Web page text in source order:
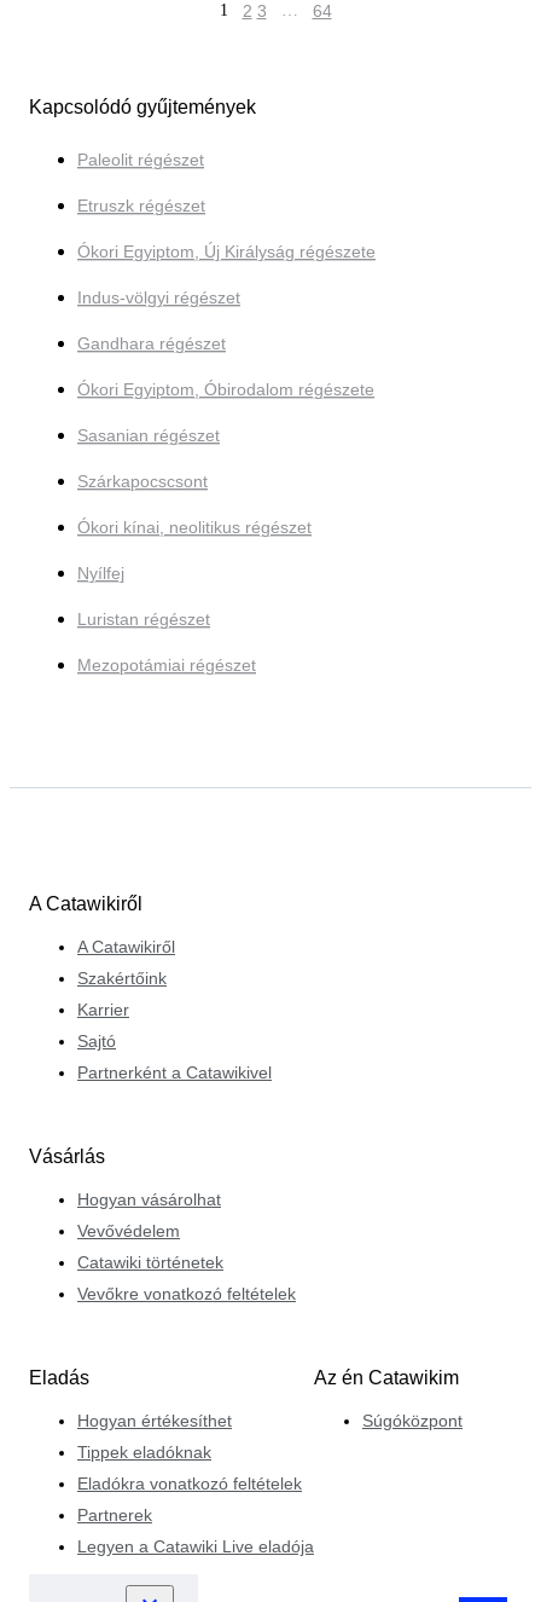
1 2 3 … 64
Kapcsolódó gyűjtemények
Paleolit régészet
Etruszk régészet
Ókori Egyiptom, Új Királyság régészete
Indus-völgyi régészet
Gandhara régészet
Ókori Egyiptom, Óbirodalom régészete
Sasanian régészet
Szárkapocscsont
Ókori kínai, neolitikus régészet
Nyílfej
Luristan régészet
Mezopotámiai régészet
A Catawikiről
A Catawikiről
Szakértőink
Karrier
Sajtó
Partnerként a Catawikivel
Vásárlás
Hogyan vásárolhat
Vevővédelem
Catawiki történetek
Vevőkre vonatkozó feltételek
Eladás
Hogyan értékesíthet
Tippek eladóknak
Eladókra vonatkozó feltételek
Partnerek
Legyen a Catawiki Live eladója
Az én Catawikim
Súgóközpont